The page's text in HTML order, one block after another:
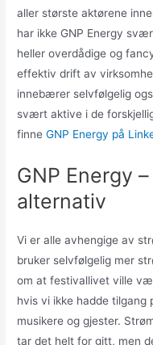
aller største aktørene
har ikke GNP Energy
heller overdådige og
effektiv drift av
innebærer selvfølgelig
svært aktive i de
finneGNP Energy på
GNP Energy
alternativ
Vi er alle avhengige av
bruker selvfølgelig mer
om at festivallivet ville
hvis vi ikke hadde tilgang
musikere og gjester.
tar det helt for gitt, men